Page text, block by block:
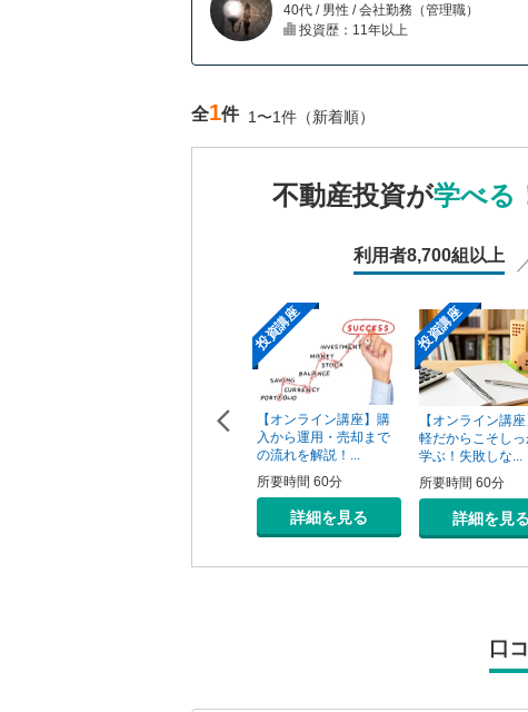
40代 / 男性 / 会社勤務（管理職）
投資歴：11年以上
全1件 1〜1件（新着順）
不動産投資が学べる
利用者8,700組以上
【オンライン講座】次
投資講座
【オンライン講座】購
入から運用・売却まで
の流れを解説！...
所要時間 60分
詳細を見る
投資講座
【オンライン講
軽だからこそしっ
学ぶ！失敗しな...
所要時間 60分
詳細を見る
口